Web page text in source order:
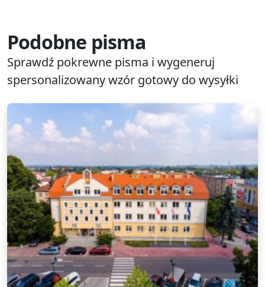
Podobne pisma
Sprawdź pokrewne pisma i wygeneruj
spersonalizowany wzór gotowy do wysyłki